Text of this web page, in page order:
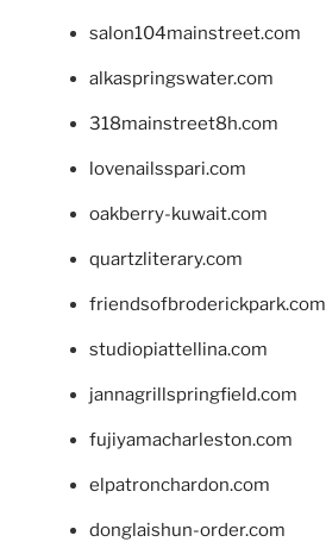
salon104mainstreet.com
alkaspringswater.com
318mainstreet8h.com
lovenailsspari.com
oakberry-kuwait.com
quartzliterary.com
friendsofbroderickpark.com
studiopiattellina.com
jannagrillspringfield.com
fujiyamacharleston.com
elpatronchardon.com
donglaishun-order.com